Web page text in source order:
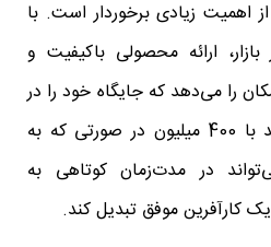
اهمیت زیادی برخوردار است. با
ارائه محصولی باکیفیت و
را می‌دهد که جایگاه خود را در
بازار تثبیت کنید. خط تولید با 400 میلیون در صورتی که به
در مدت‌زمان کوتاهی به
کارآفرین موفق تبدیل کند.